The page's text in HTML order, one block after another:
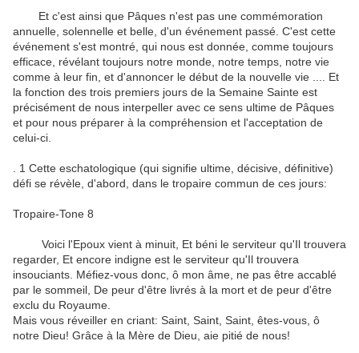
Et c'est ainsi que Pâques n'est pas une commémoration
annuelle solennelle et belle d'un événement passé C'est cette
événement s'est montré qui nous est donnée , comme toujours
efficace , révélant toujours notre monde, notre temps notre vie
comme à leur fin et d'annoncer le début de la nouvelle vie
Et
la fonction des trois premiers jours de la Semaine Sainte est
précisément de nous interpeller avec ce sens ultime de Pâques
et pour nous préparer à la compréhension et l'acceptation de
celui-ci
1 Cette eschatologique (qui signifie ultime décisive définitive)
défi se révèle , d'abord, dans le tropaire commun de ces jours:
Tropaire-Tone 8
Voici l'Epoux vient à minuit Et béni le serviteur qu'Il trouvera
regarder, Et encore indigne est le serviteur qu'Il trouvera
insouciants. Méfiez-vous donc, ô mon âme ne pas être accablé
par le sommeil De peur d'être livrés à la mort et de peur d'être
exclu du Royaume
Mais vous réveiller en criant: Saint, Saint Saint êtes-vous , ô
notre Dieu! Grâce à la Mère de Dieu , aie pitié de nous!